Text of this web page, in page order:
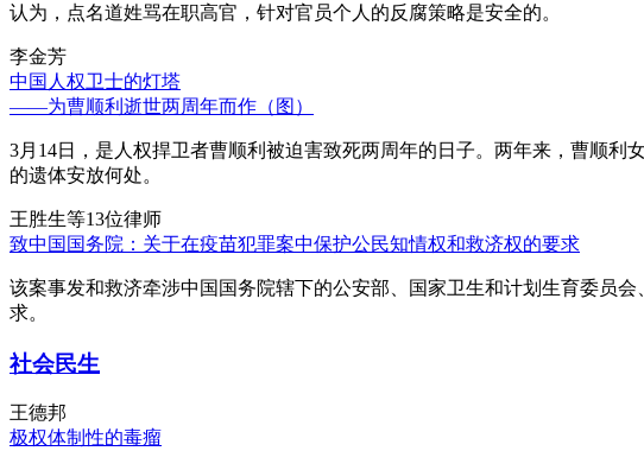
认为，点名道姓骂在职高官，针对官员个人的反腐策略是安全的。
李金芳
中国人权卫士的灯塔
——为曹顺利逝世两周年而作（图）
3月14日，是人权捍卫者曹顺利被迫害致死两周年的日子。两年来，曹顺
的遗体安放何处。
王胜生等13位律师
致中国国务院：关于在疫苗犯罪案中保护公民知情权和救济权的要求
该案事发和救济牵涉中国国务院辖下的公安部、国家卫生和计划生育委员
求。
社会民生
王德邦
极权体制性的毒瘤